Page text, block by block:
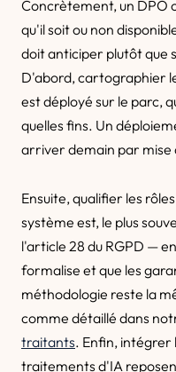
Concrètement, un DPO
qu'il soit ou non
doit anticiper plutôt que
D'abord, cartographier
est déployé sur le parc,
quelles fins. Un
arriver demain par mise
Ensuite, qualifier les
système est, le plus
l'article 28 du RGPD —
formalise et que les
méthodologie reste la
comme détaillé dans
traitants. Enfin, intégrer
traitements d'IA